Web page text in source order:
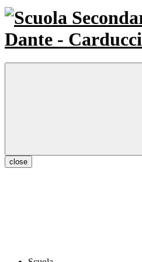
Dante - Carducci
close